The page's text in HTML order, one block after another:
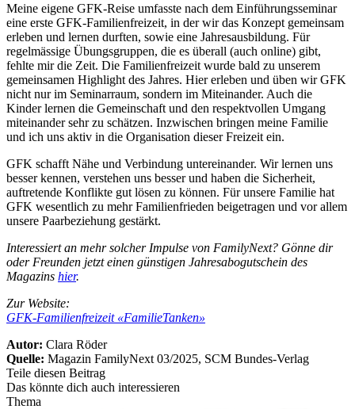
Meine eigene GFK-Reise umfasste nach dem Einführungsseminar
eine erste GFK-Familienfreizeit, in der wir das Konzept gemeinsam
erleben und lernen durften, sowie eine Jahresausbildung. Für
regelmässige Übungsgruppen, die es überall (auch online) gibt,
fehlte mir die Zeit. Die Familienfreizeit wurde bald zu unserem
gemeinsamen Highlight des Jahres. Hier erleben und üben wir GFK
nicht nur im Seminarraum, sondern im Miteinander. Auch die
Kinder lernen die Gemeinschaft und den respektvollen Umgang
miteinander sehr zu schätzen. Inzwischen bringen meine Familie
und ich uns aktiv in die Organisation dieser Freizeit ein.
GFK schafft Nähe und Verbindung untereinander. Wir lernen uns
besser kennen, verstehen uns besser und haben die Sicherheit,
auftretende Konflikte gut lösen zu können. Für unsere Familie hat
GFK wesentlich zu mehr Familienfrieden beigetragen und vor allem
unsere Paarbeziehung gestärkt.
Interessiert an mehr solcher Impulse von FamilyNext? Gönne dir
oder Freunden jetzt einen günstigen Jahresabogutschein des
Magazins hier.
Zur Website:
GFK-Familienfreizeit «FamilieTanken»
Autor: Clara Röder
Quelle: Magazin FamilyNext 03/2025, SCM Bundes-Verlag
Teile diesen Beitrag
Das könnte dich auch interessieren
Thema